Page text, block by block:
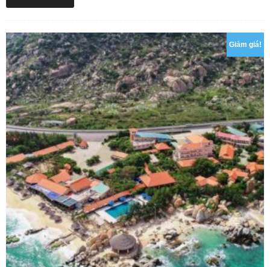
Giảm giá!